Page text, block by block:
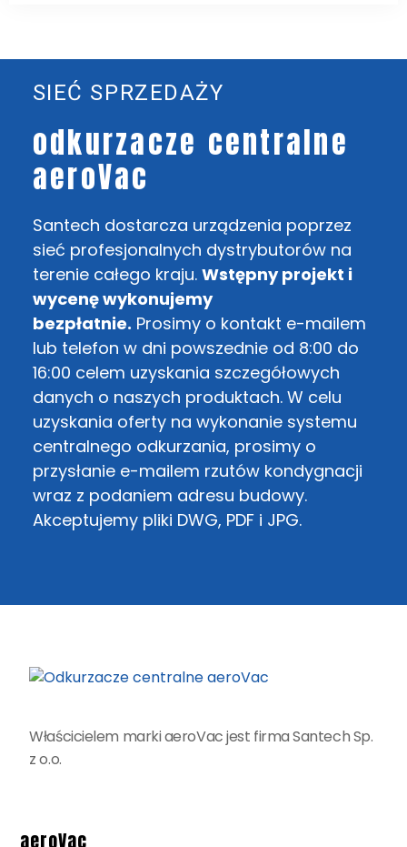
SIEĆ SPRZEDAŻY
odkurzacze centralne
aeroVac
Santech dostarcza urządzenia poprzez
sieć profesjonalnych dystrybutorów na
terenie całego kraju. Wstępny projekt i
wycenę wykonujemy
bezpłatnie. Prosimy o kontakt e-mailem
lub telefon w dni powszednie od 8:00 do
16:00 celem uzyskania szczegółowych
danych o naszych produktach. W celu
uzyskania oferty na wykonanie systemu
centralnego odkurzania, prosimy o
przysłanie e-mailem rzutów kondygnacji
wraz z podaniem adresu budowy.
Akceptujemy pliki DWG, PDF i JPG.
Właścicielem marki aeroVac jest firma Santech Sp.
z o.o.
aeroVac